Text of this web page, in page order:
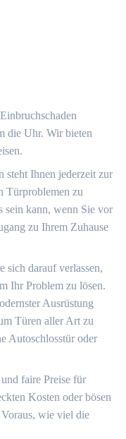
die Uhr.​ Wir bieten
steht Ihnen jederzeit zur
Türproblemen zu
sein kann, wenn Sie vor
zu Ihrem Zuhause
sich darauf verlassen,
Ihr Problem zu lösen.​
Ausrüstung
Türen aller Art zu
Autoschlosstür oder
faire Preise für
Kosten oder bösen
wie viel die